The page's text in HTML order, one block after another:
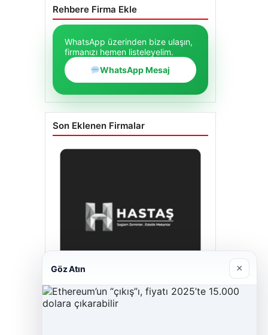
Rehbere Firma Ekle
WhatsApp üzerinden bize ulaşın,
firmanızı hemen listeleyelim.
WhatsApp Mesaj
Son Eklenen Firmalar
Hastaş Beton
Göz Atın ×